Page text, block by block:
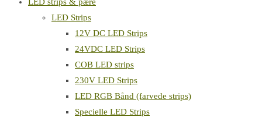
LED Strips
12V DC LED Strips
24VDC LED Strips
COB LED strips
230V LED Strips
LED RGB Bånd (farvede strips)
Specielle LED Strips